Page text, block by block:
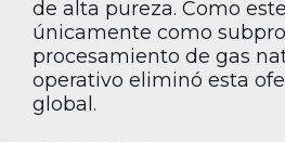
de alta pureza. Como
únicamente como
procesamiento de gas
operativo eliminó esta
global.